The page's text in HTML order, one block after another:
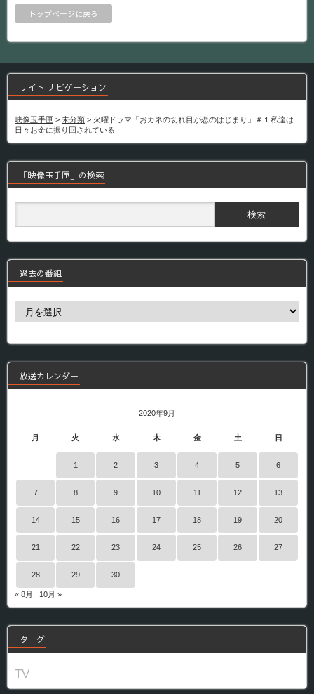
トップページに戻る
サイト ナビゲーション
映像玉手匣 > 未分類 > 火曜ドラマ「おカネの切れ目が恋のはじまり」＃１私達は
日々お金に振り回されている
「映像玉手匣」の検索
過去の番組
過
組
放送カレンダー
2020年9月
月 火 水 木 金 土 日
1 2 3 4 5 6
7 8 9 10 11 12 13
14 15 16 17 18 19 20
21 22 23 24 25 26 27
28 29 30
« 8月 10月 »
タ グ
TV